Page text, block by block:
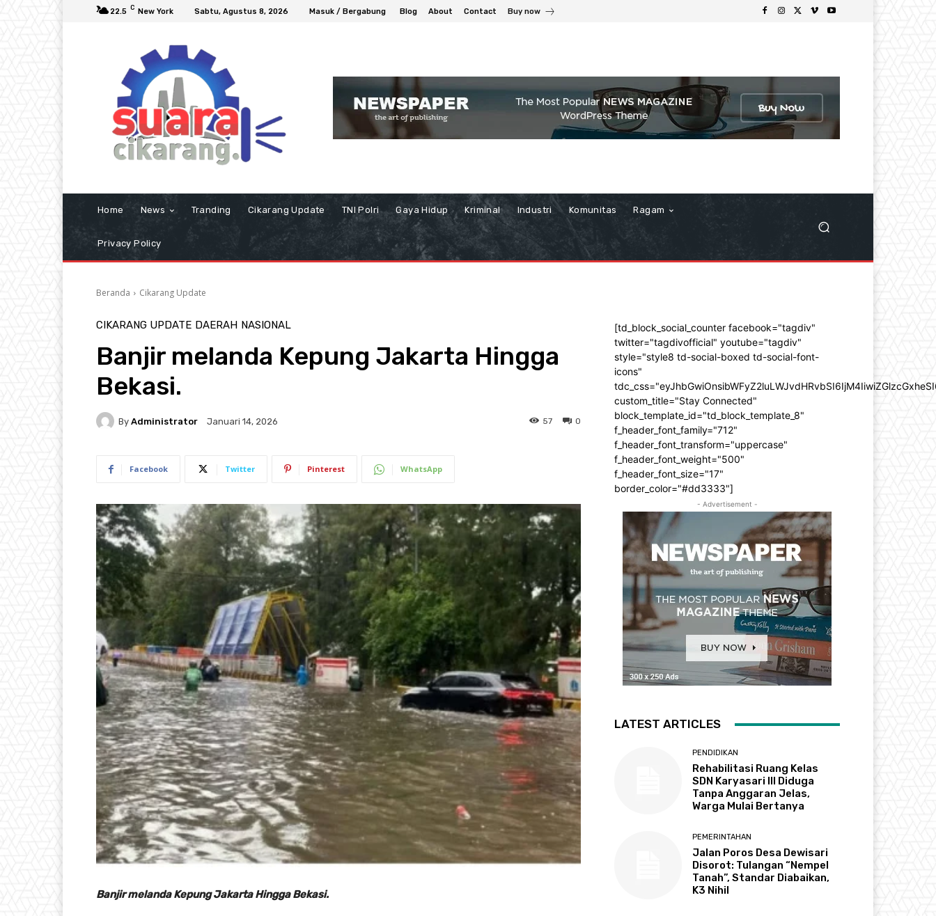
22.5 C New York Sabtu, Agustus 8, 2026 Masuk / Bergabung Blog About Contact Buy now
Home News Tranding Cikarang Update TNI Polri Gaya Hidup Kriminal Industri Komunitas Ragam
Privacy Policy
Beranda Cikarang Update
CIKARANG UPDATE DAERAH NASIONAL
Banjir melanda Kepung Jakarta Hingga
Bekasi.
By Administrator Januari 14, 2026 0
57
Facebook Twitter Pinterest WhatsApp
Banjir melanda Kepung Jakarta Hingga Bekasi.
[td_block_social_counter facebook="tagdiv"
twitter="tagdivofficial" youtube="tagdiv"
style="style8 td-social-boxed td-social-font-
icons"
custom_title="Stay Connected"
block_template_id="td_block_template_8"
f_header_font_family="712"
f_header_font_transform="uppercase"
f_header_font_weight="500"
f_header_font_size="17"
border_color="#dd3333"]
- Advertisement -
LATEST ARTICLES
PENDIDIKAN
Rehabilitasi Ruang Kelas
SDN Karyasari III Diduga
Tanpa Anggaran Jelas,
Warga Mulai Bertanya
PEMERINTAHAN
Jalan Poros Desa Dewisari
Disorot: Tulangan “Nempel
Tanah”, Standar Diabaikan,
K3 Nihil